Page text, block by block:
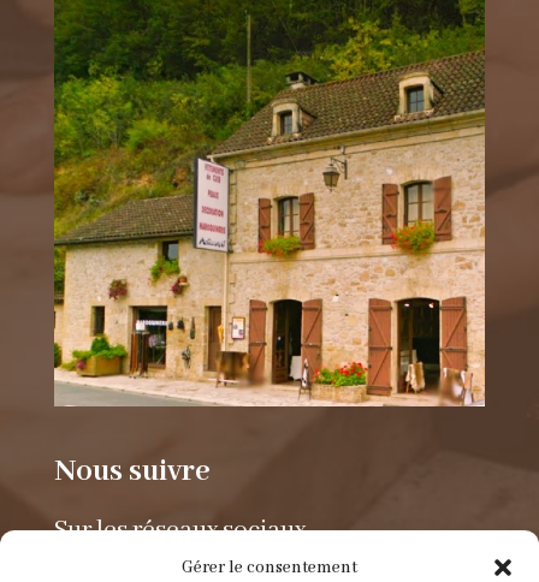
Gérer le consentement
Nous suivre
Sur les réseaux sociaux.